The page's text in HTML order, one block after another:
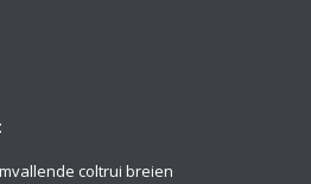
coltrui breien